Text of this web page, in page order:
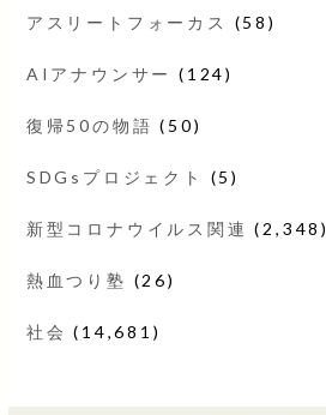
アスリートフォーカス (58)
AIアナウンサー (124)
復帰50の物語 (50)
SDGsプロジェクト (5)
新型コロナウイルス関連 (2,348)
熱血つり塾 (26)
社会 (14,681)